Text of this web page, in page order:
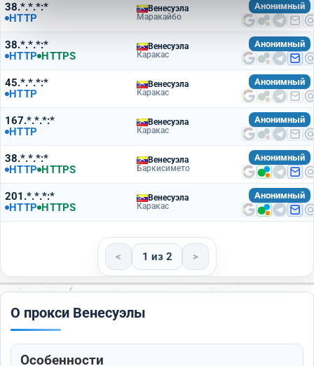
38.*.*.*:*
HTTP
Венесуэла
Маракайбо
Анонимный
38.*.*.*:*
HTTP HTTPS
Венесуэла
Каракас
Анонимный
45.*.*.*:*
HTTP
Венесуэла
Каракас
Анонимный
167.*.*.*:*
HTTP
Венесуэла
Каракас
Анонимный
38.*.*.*:*
HTTP HTTPS
Венесуэла
Баркисимето
Анонимный
201.*.*.*:*
HTTP HTTPS
Венесуэла
Каракас
Анонимный
< 1 из 2 >
О прокси Венесуэлы
Особенности